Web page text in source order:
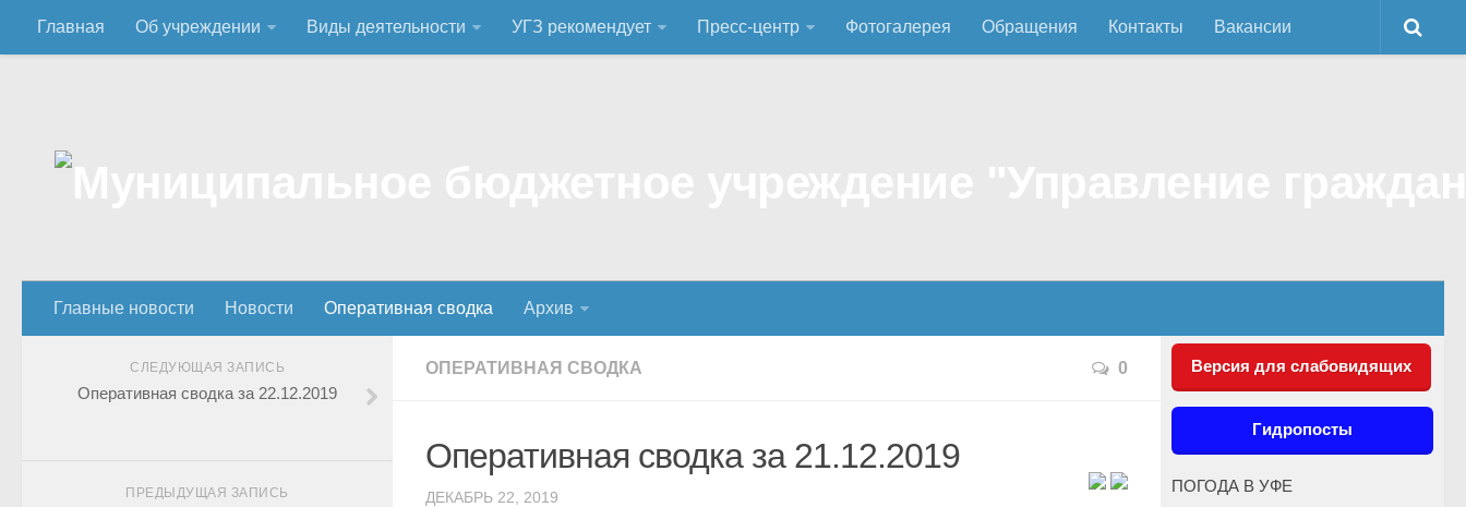
Главная Об учреждении Виды деятельности УГЗ рекомендует Пресс-центр Фотогалерея Обращения Контакты Вакансии
Главные новости Новости Оперативная сводка Архив
ОПЕРАТИВНАЯ СВОДКА 0
Оперативная сводка за 21.12.2019
ДЕКАБРЬ 22, 2019
СЛЕДУЮЩАЯ ЗАПИСЬ
Оперативная сводка за 22.12.2019
ПРЕДЫДУЩАЯ ЗАПИСЬ
Версия для слабовидящих
Гидропосты
ПОГОДА В УФЕ